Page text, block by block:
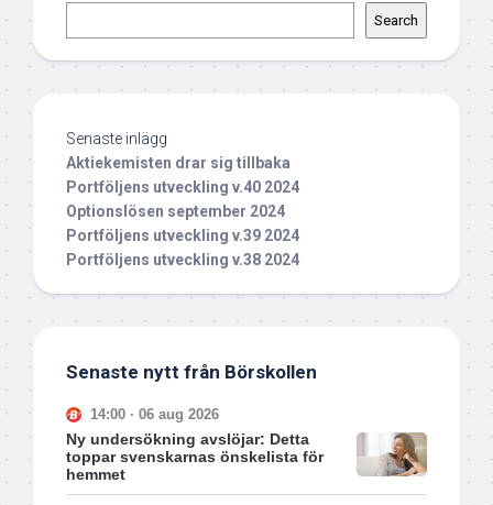
Search
Senaste inlägg
Aktiekemisten drar sig tillbaka
Portföljens utveckling v.40 2024
Optionslösen september 2024
Portföljens utveckling v.39 2024
Portföljens utveckling v.38 2024
Senaste nytt från Börskollen
14:00 · 06 aug 2026
Ny undersökning avslöjar: Detta
toppar svenskarnas önskelista för
hemmet